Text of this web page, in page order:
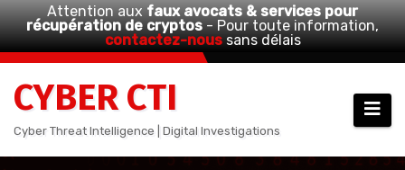
Attention auxfaux avocats & services pour
récupération de cryptos- Pour toute information,
contactez-noussans délais
Aller
au
contenu
CYBER CTI
Cyber Threat Intelligence | Digital Investigations